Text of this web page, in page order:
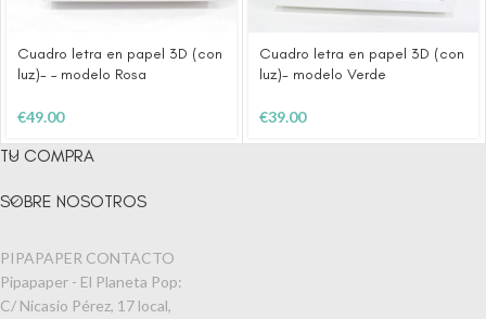
Cuadro letra en papel 3D (con
luz)- – modelo Rosa
€49.00
Cuadro letra en papel 3D (con
luz)- modelo Verde
€39.00
TU COMPRA
SOBRE NOSOTROS
PIPAPAPER CONTACTO
Pipapaper - El Planeta Pop:
C/ Nicasio Pérez, 17 local,